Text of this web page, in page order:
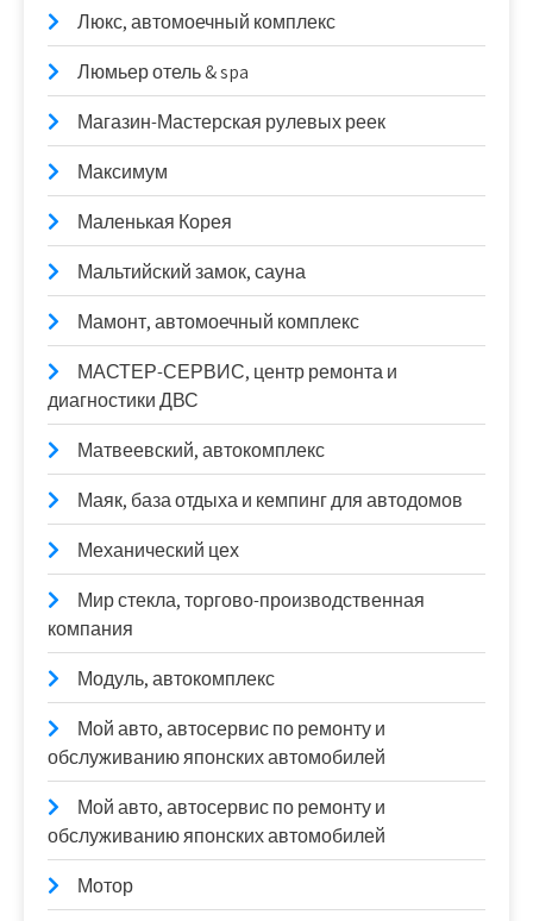
Люкс, автомоечный комплекс
Люмьер отель & spa
Магазин-Мастерская рулевых реек
Максимум
Маленькая Корея
Мальтийский замок, сауна
Мамонт, автомоечный комплекс
МАСТЕР-СЕРВИС, центр ремонта и
диагностики ДВС
Матвеевский, автокомплекс
Маяк, база отдыха и кемпинг для автодомов
Механический цех
Мир стекла, торгово-производственная
компания
Модуль, автокомплекс
Мой авто, автосервис по ремонту и
обслуживанию японских автомобилей
Мой авто, автосервис по ремонту и
обслуживанию японских автомобилей
Мотор